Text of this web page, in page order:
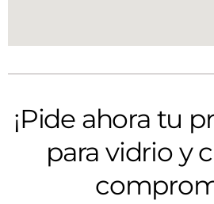
¡Pide ahora tu
para vidrio y